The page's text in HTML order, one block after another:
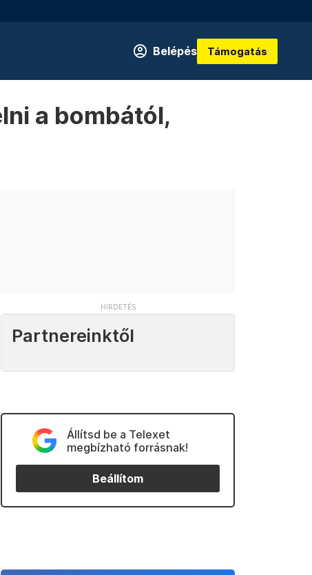
Belépés Támogatás
a bombától,
Partnereinktől
Állítsd be a Telexet
megbízható forrásnak!
Beállítom